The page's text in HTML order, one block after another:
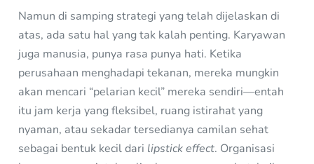
Namun di samping strategi yang telah dijelaskan di
atas, ada satu hal yang tak kalah penting. Karyawan
juga manusia, punya rasa punya hati. Ketika
perusahaan menghadapi tekanan, mereka mungkin
akan mencari “pelarian kecil” mereka sendiri—entah
itu jam kerja yang fleksibel, ruang istirahat yang
nyaman, atau sekadar tersedianya camilan sehat
sebagai bentuk kecil dari lipstick effect. Organisasi